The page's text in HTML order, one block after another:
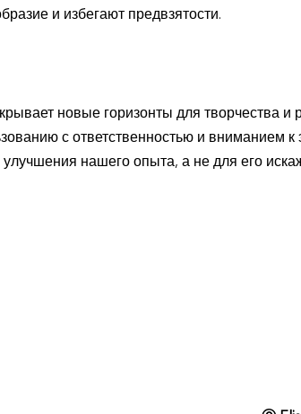
и избегают предвзятости.
новые горизонты для творчества и
с ответственностью и вниманием к
нашего опыта, а не для его